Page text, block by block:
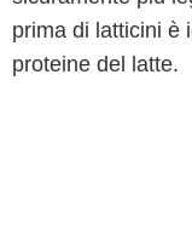
prima di latticini è
proteine del latte.